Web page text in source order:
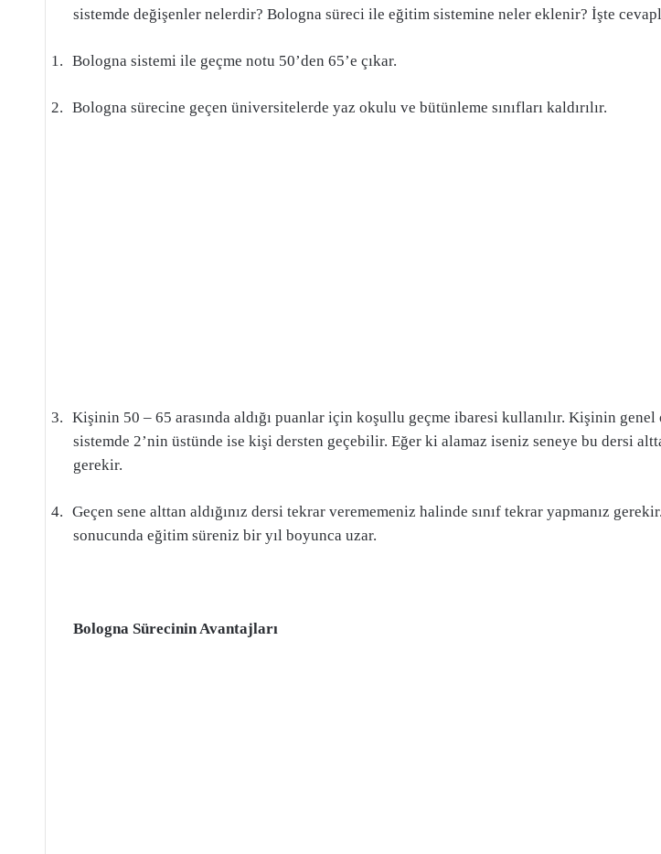
sistemde değişenler nelerdir? Bologna süreci ile eğitim sistemine neler eklenir? İşte
1. Bologna sistemi ile geçme notu 50’den 65’e çıkar.
2. Bologna sürecine geçen üniversitelerde yaz okulu ve bütünleme sınıfları kaldırılır.
3. Kişinin 50 – 65 arasında aldığı puanlar için koşullu geçme ibaresi kullanılır. Kişinin genel
sistemde 2’nin üstünde ise kişi dersten geçebilir. Eğer ki alamaz iseniz seneye bu dersi
gerekir.
4. Geçen sene alttan aldığınız dersi tekrar verememeniz halinde sınıf tekrar yapmanız
sonucunda eğitim süreniz bir yıl boyunca uzar.
Bologna Sürecinin Avantajları